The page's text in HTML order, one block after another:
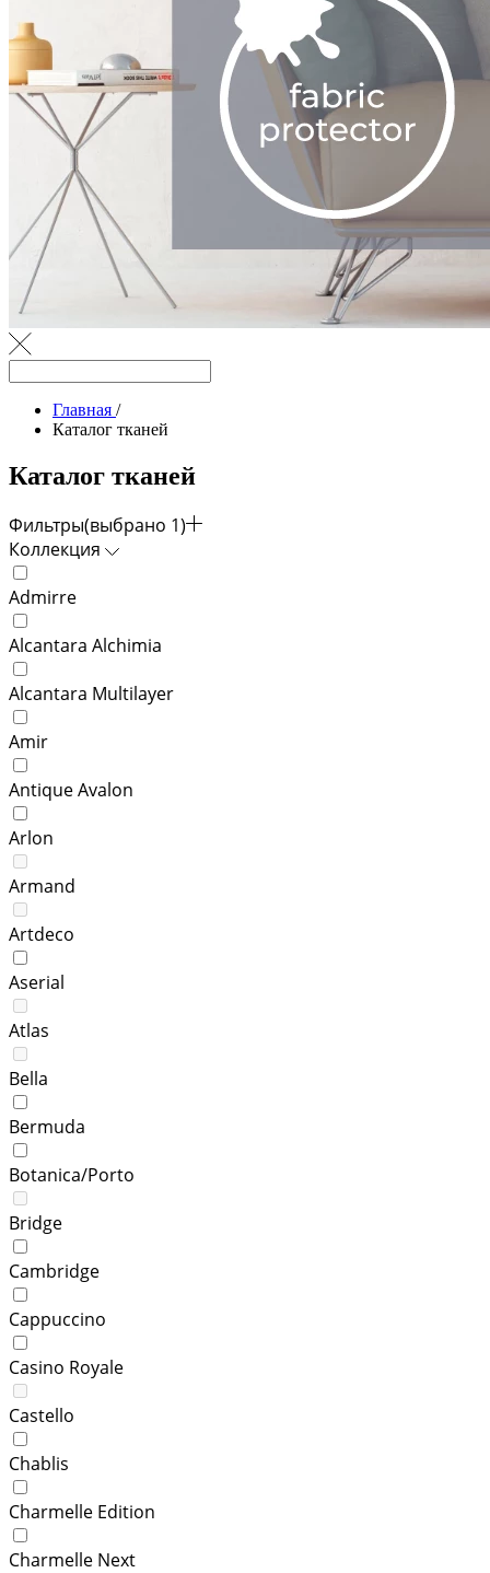
Главная /
Каталог тканей
Каталог тканей
Фильтры(выбрано 1)
Коллекция
Admirre
Alcantara Alchimia
Alcantara Multilayer
Amir
Antique Avalon
Arlon
Armand
Artdeco
Aserial
Atlas
Bella
Bermuda
Botanica/Porto
Bridge
Cambridge
Cappuccino
Casino Royale
Castello
Chablis
Charmelle Edition
Charmelle Next